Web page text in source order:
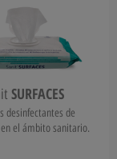
SURFACES
desinfectantes de
el ámbito sanitario.